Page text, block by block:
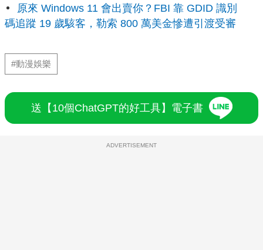
原來 Windows 11 會出賣你？FBI 靠 GDID 識別
碼追蹤 19 歲駭客，勒索 800 萬美金慘遭引渡受審
#動漫娛樂
送【10個ChatGPT的好工具】電子書
ADVERTISEMENT